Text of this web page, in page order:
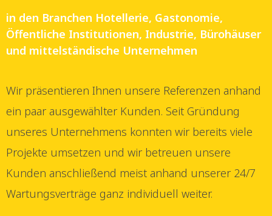
in den Branchen Hotellerie, Gastonomie,
Öffentliche Institutionen, Industrie, Bürohäuser
und mittelständische Unternehmen
Wir präsentieren Ihnen unsere Referenzen anhand
ein paar ausgewählter Kunden. Seit Gründung
unseres Unternehmens konnten wir bereits viele
Projekte umsetzen und wir betreuen unsere
Kunden anschließend meist anhand unserer 24/7
Wartungsverträge ganz individuell weiter.